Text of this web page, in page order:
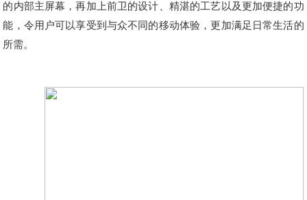
的内部主屏幕，再加上前卫的设计、精湛的工艺以及更加便捷的功
能，令用户可以享受到与众不同的移动体验，更加满足日常生活的
所需。